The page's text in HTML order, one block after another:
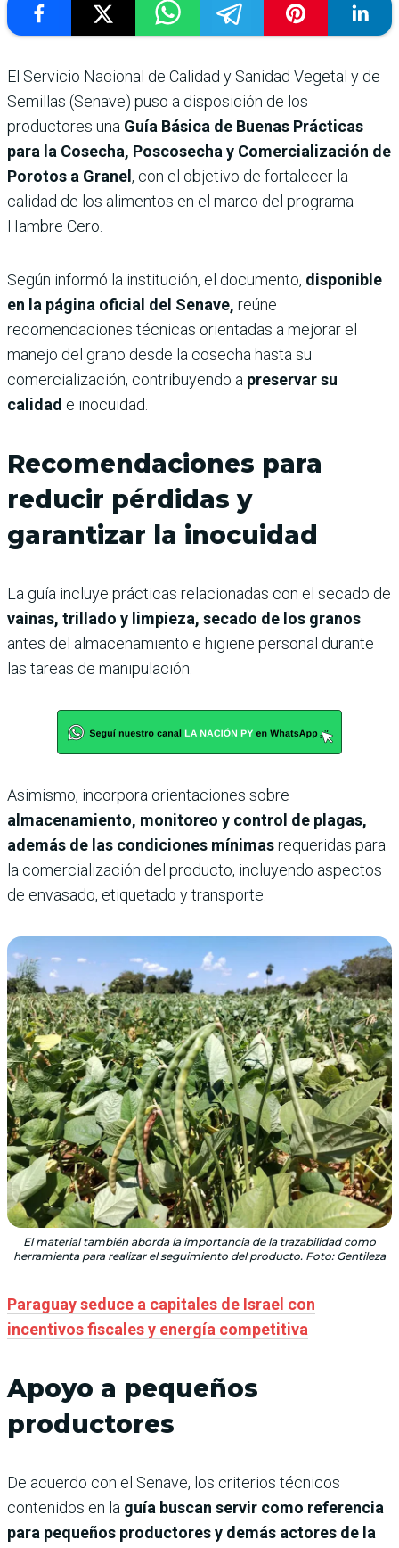
El Servicio Nacional de Calidad y Sanidad Vegetal y de
Semillas (Senave) puso a disposición de los
productores una Guía Básica de Buenas Prácticas
para la Cosecha, Poscosecha y Comercialización de
Porotos a Granel , con el objetivo de fortalecer la
calidad de los alimentos en el marco del programa
Hambre Cero.
Según informó la institución, el documento, disponible
en la página oficial del Senave, reúne
recomendaciones técnicas orientadas a mejorar el
manejo del grano desde la cosecha hasta su
comercialización, contribuyendo a preservar su
calidad e inocuidad.
Recomendaciones para
reducir pérdidas y
garantizar la inocuidad
La guía incluye prácticas relacionadas con el secado de
vainas, trillado y limpieza, secado de los granos
antes del almacenamiento e higiene personal durante
las tareas de manipulación.
Asimismo, incorpora orientaciones sobre
almacenamiento, monitoreo y control de plagas,
además de las condiciones mínimasrequeridas para
la comercialización del producto, incluyendo aspectos
de envasado, etiquetado y transporte.
El material también aborda la importancia de la trazabilidad como
herramienta para realizar el seguimiento del producto. Foto: Gentileza
Paraguay seduce a capitales de Israel con
incentivos fiscales y energía competitiva
Apoyo a pequeños
productores
De acuerdo con el Senave, los criterios técnicos
contenidos en la guía buscan servir como referencia
para pequeños productores y demás actores de la